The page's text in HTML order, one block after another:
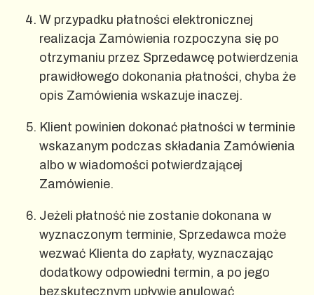
W przypadku płatności elektronicznej
realizacja Zamówienia rozpoczyna się po
otrzymaniu przez Sprzedawcę potwierdzenia
prawidłowego dokonania płatności, chyba że
opis Zamówienia wskazuje inaczej.
Klient powinien dokonać płatności w terminie
wskazanym podczas składania Zamówienia
albo w wiadomości potwierdzającej
Zamówienie.
Jeżeli płatność nie zostanie dokonana w
wyznaczonym terminie, Sprzedawca może
wezwać Klienta do zapłaty, wyznaczając
dodatkowy odpowiedni termin, a po jego
bezskutecznym upływie anulować